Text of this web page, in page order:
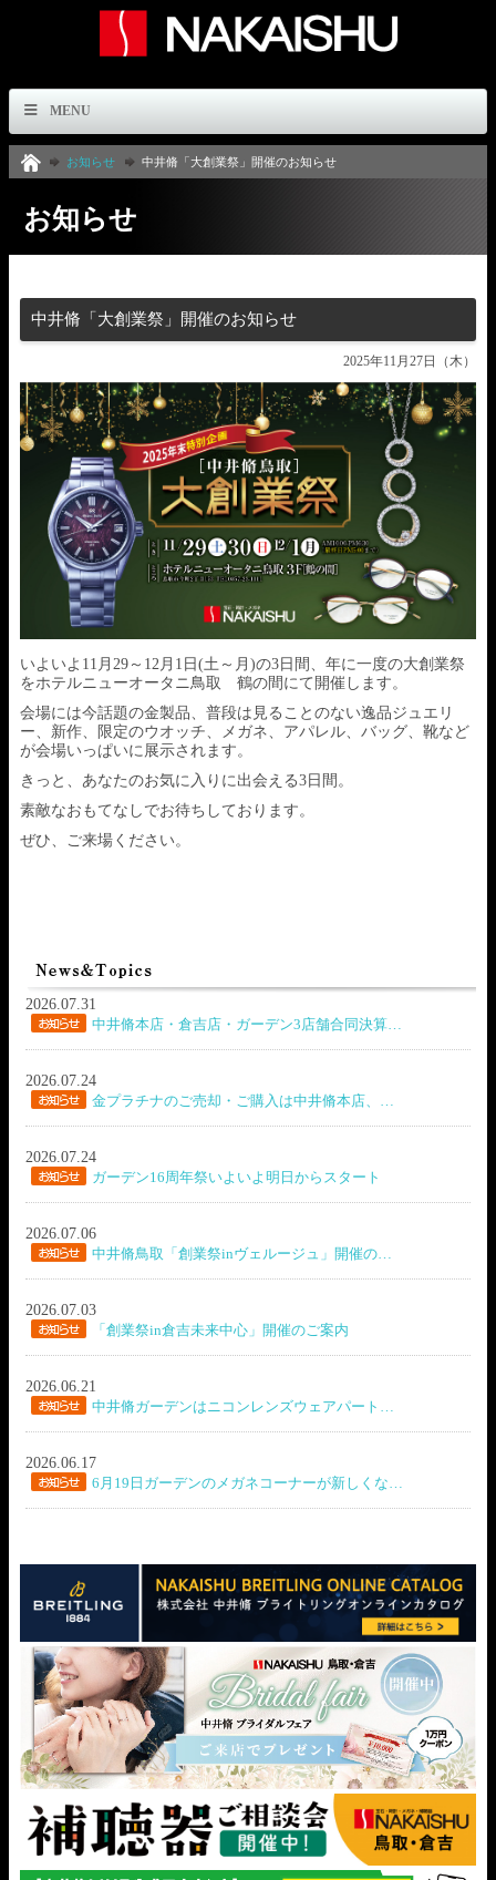
MENU
お知らせ 中井脩「大創業祭」開催のお知らせ
お知らせ
中井脩「大創業祭」開催のお知らせ
2025年11月27日（木）
いよいよ11月29～12月1日(土～月)の3日間、年に一度の大創業祭
をホテルニューオータニ鳥取 鶴の間にて開催します。
会場には今話題の金製品、普段は見ることのない逸品ジュエリ
ー、新作、限定のウオッチ、メガネ、アパレル、バッグ、靴など
が会場いっぱいに展示されます。
きっと、あなたのお気に入りに出会える3日間。
素敵なおもてなしでお待ちしております。
ぜひ、ご来場ください。
2026.07.31
中井脩本店・倉吉店・ガーデン3店舗合同決算…
2026.07.24
金プラチナのご売却・ご購入は中井脩本店、…
2026.07.24
ガーデン16周年祭いよいよ明日からスタート
2026.07.06
中井脩鳥取「創業祭inヴェルージュ」開催の…
2026.07.03
「創業祭in倉吉未来中心」開催のご案内
2026.06.21
中井脩ガーデンはニコンレンズウェアパート…
2026.06.17
6月19日ガーデンのメガネコーナーが新しくな…